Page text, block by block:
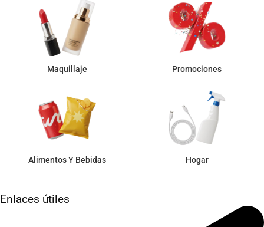
Maquillaje Promociones
Alimentos Y Bebidas Hogar
Enlaces útiles